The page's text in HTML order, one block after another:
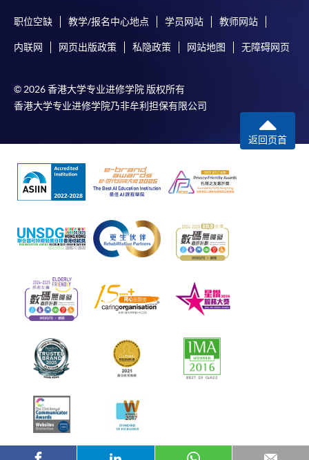
职位空缺 教学/报名中心地点 学员网站 教师网站
内联网 网页出版政策 私隐政策 网站地图 无障碍网页
© 2026 香港大学专业进修学院 版权所有
香港大学专业进修学院乃非牟利担保有限公司
返回页首